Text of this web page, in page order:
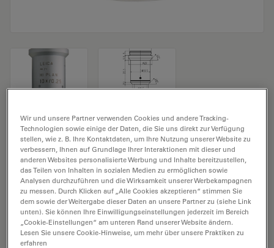
Mikroskopobjektiv HI PLAN 10x/0,25
Produkt Nr. 11506228
Das Objektiv HI PLAN 10x/0,25 hat eine Vergrößerung
von 10X und eine numerische Apertur von 0,25. Für
Trockenimmersion, mit einem M25 Objektivgewinde
mit 12 mm freiem Arbeitsabstand und Sehfeld FN 20.
Wir und unsere Partner verwenden Cookies und andere Tracking-
Technologien sowie einige der Daten, die Sie uns direkt zur Verfügung
stellen, wie z. B. Ihre Kontaktdaten, um Ihre Nutzung unserer Website zu
verbessern, Ihnen auf Grundlage Ihrer Interaktionen mit dieser und
anderen Websites personalisierte Werbung und Inhalte bereitzustellen,
das Teilen von Inhalten in sozialen Medien zu ermöglichen sowie
Analysen durchzuführen und die Wirksamkeit unserer Werbekampagnen
zu messen. Durch Klicken auf „Alle Cookies akzeptieren“ stimmen Sie
dem sowie der Weitergabe dieser Daten an unsere Partner zu (siehe Link
unten). Sie können Ihre Einwilligungseinstellungen jederzeit im Bereich
„Cookie-Einstellungen“ am unteren Rand unserer Website ändern.
Lesen Sie unsere Cookie-Hinweise, um mehr über unsere Praktiken zu
erfahren